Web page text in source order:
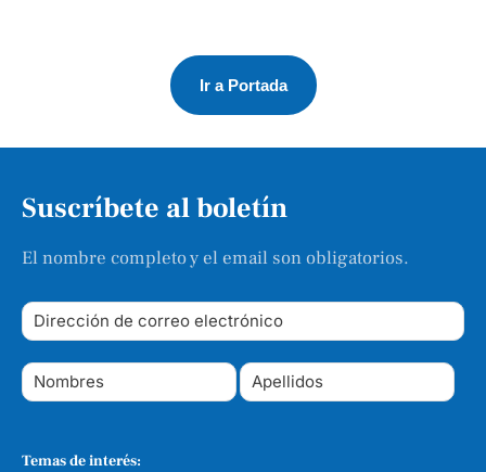
Ir a Portada
Suscríbete al boletín
El nombre completo y el email son obligatorios.
Temas de interés: